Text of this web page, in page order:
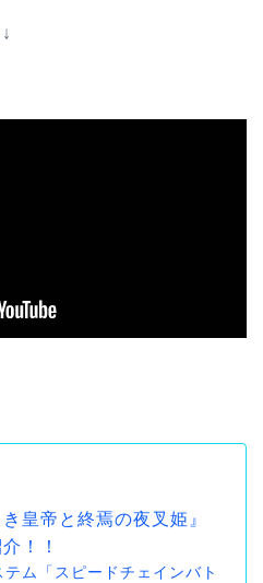
皇帝と終焉の夜叉姫』
！！
ム「スピードチェインバト